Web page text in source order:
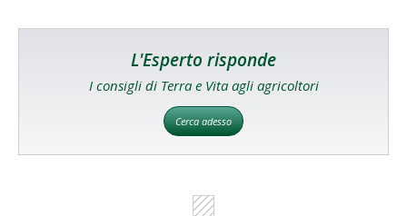
L'Esperto risponde
I consigli di Terra e Vita agli agricoltori
Cerca adesso